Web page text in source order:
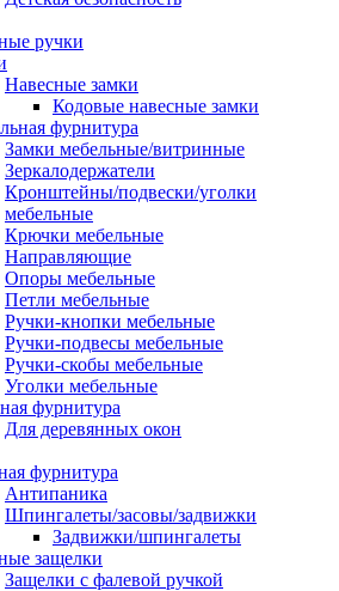
ручки
Навесные замки
Кодовые навесные замки
фурнитура
Замки мебельные/витринные
Зеркалодержатели
Кронштейны/подвески/уголки
мебельные
Крючки мебельные
Направляющие
Опоры мебельные
Петли мебельные
Ручки-кнопки мебельные
Ручки-подвесы мебельные
Ручки-скобы мебельные
Уголки мебельные
фурнитура
Для деревянных окон
фурнитура
Антипаника
Шпингалеты/засовы/задвижки
Задвижки/шпингалеты
защелки
Защелки с фалевой ручкой